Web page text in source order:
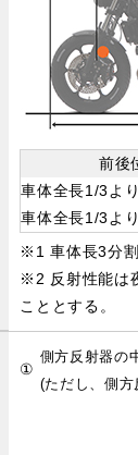
前後
車体全長1/3よ
車体全長1/3よ
※1 車体長3分
※2 反射性能は
こととする。
①
側方反射器の
(ただし、側